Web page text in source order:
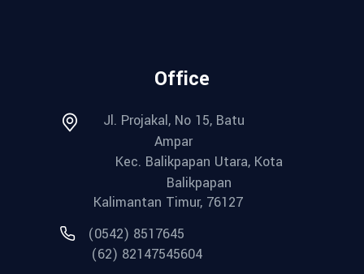
Office
Jl. Projakal, No 15, Batu
Ampar
Kec. Balikpapan Utara, Kota
Balikpapan
Kalimantan Timur, 76127
(0542) 8517645
(62) 82147545604